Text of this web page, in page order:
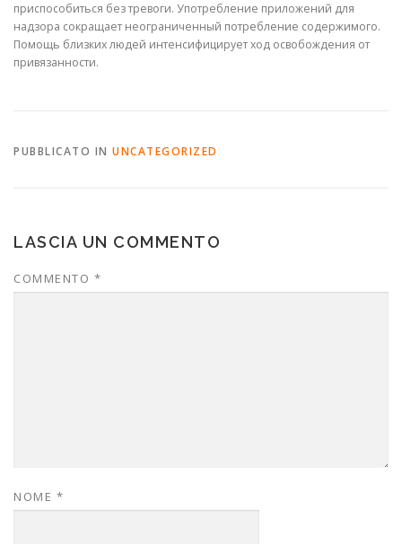
приспособиться без тревоги. Употребление приложений для
надзора сокращает неограниченный потребление содержимого.
Помощь близких людей интенсифицирует ход освобождения от
привязанности.
PUBBLICATO IN UNCATEGORIZED
LASCIA UN COMMENTO
COMMENTO *
NOME *